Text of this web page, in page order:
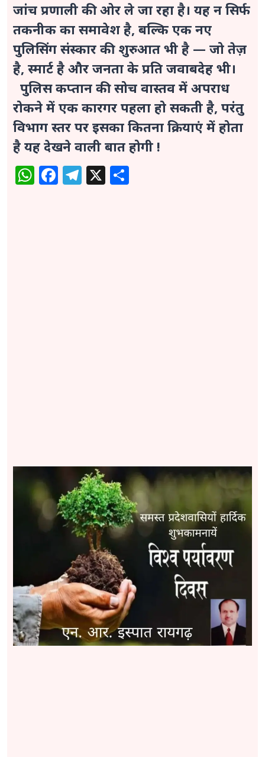
जांच प्रणाली की ओर ले जा रहा है। यह न सिर्फ
तकनीक का समावेश है, बल्कि एक नए
पुलिसिंग संस्कार की शुरुआत भी है — जो तेज़
है, स्मार्ट है और जनता के प्रति जवाबदेह भी।
पुलिस कप्तान की सोच वास्तव में अपराध
रोकने में एक कारगर पहला हो सकती है, परंतु
विभाग स्तर पर इसका कितना क्रियाएं में होता
है यह देखने वाली बात होगी !
WhatsApp
Facebook
Telegram
X